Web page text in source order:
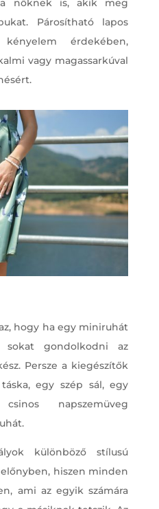
nőknek is, akik meg
Párosítható lapos
érdekében,
vagy magassarkúval
hogy ha egy miniruhát
gondolkodni az
Persze a kiegészítők
egy szép sál, egy
napszemüveg
különböző stílusú
hiszen minden
ami az egyik számára